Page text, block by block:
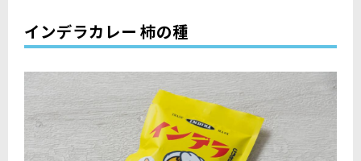
インデラカレー 柿の種